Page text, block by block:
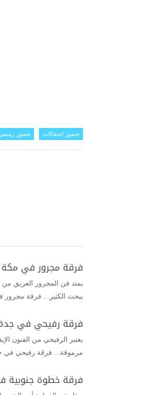
حضور احتفالات حضور
فرقة مجرور في مكة
يمتد فن المجرور العريق
يبحث الكثير... فرقة مجرور
فرقة رفيحي في جدة
يعتبر الرفيحي من الفنون
مرموقة... فرقة رفيحي في
فرقة خطوة جنوبية